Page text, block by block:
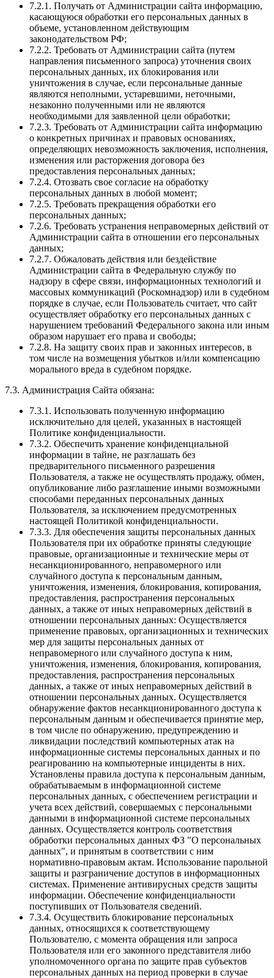
7.2.1. Получать от Администрации сайта информацию,
касающуюся обработки его персональных данных в
объеме, установленном действующим
законодательством РФ;
7.2.2. Требовать от Администрации сайта (путем
направления письменного запроса) уточнения своих
персональных данных, их блокирования или
уничтожения в случае, если персональные данные
являются неполными, устаревшими, неточными,
незаконно полученными или не являются
необходимыми для заявленной цели обработки;
7.2.3. Требовать от Администрации сайта информацию
о конкретных причинах и правовых основаниях,
определяющих невозможность заключения, исполнения,
изменения или расторжения договора без
предоставления персональных данных;
7.2.4. Отозвать свое согласие на обработку
персональных данных в любой момент;
7.2.5. Требовать прекращения обработки его
персональных данных;
7.2.6. Требовать устранения неправомерных действий от
Администрации сайта в отношении его персональных
данных;
7.2.7. Обжаловать действия или бездействие
Администрации сайта в Федеральную службу по
надзору в сфере связи, информационных технологий и
массовых коммуникаций (Роскомнадзор) или в судебном
порядке в случае, если Пользователь считает, что сайт
осуществляет обработку его персональных данных с
нарушением требований Федерального закона или иным
образом нарушает его права и свободы;
7.2.8. На защиту своих прав и законных интересов, в
том числе на возмещения убытков и/или компенсацию
морального вреда в судебном порядке.
7.3. Администрация Сайта обязана:
7.3.1. Использовать полученную информацию
исключительно для целей, указанных в настоящей
Политике конфиденциальности.
7.3.2. Обеспечить хранение конфиденциальной
информации в тайне, не разглашать без
предварительного письменного разрешения
Пользователя, а также не осуществлять продажу, обмен,
опубликование либо разглашение иными возможными
способами переданных персональных данных
Пользователя, за исключением предусмотренных
настоящей Политикой конфиденциальности.
7.3.3. Для обеспечения защиты персональных данных
Пользователя при их обработке приняты следующие
правовые, организационные и технические меры от
несанкционированного, неправомерного или
случайного доступа к персональным данным,
уничтожения, изменения, блокирования, копирования,
предоставления, распространения персональных
данных, а также от иных неправомерных действий в
отношении персональных данных: Осуществляется
применение правовых, организационных и технических
мер для защиты персональных данных от
неправомерного или случайного доступа к ним,
уничтожения, изменения, блокирования, копирования,
предоставления, распространения персональных
данных, а также от иных неправомерных действий в
отношении персональных данных. Осуществляется
обнаружение фактов несанкционированного доступа к
персональным данным и обеспечивается принятие мер,
в том числе по обнаружению, предупреждению и
ликвидации последствий компьютерных атак на
информационные системы персональных данных и по
реагированию на компьютерные инциденты в них.
Установлены правила доступа к персональным данным,
обрабатываемым в информационной системе
персональных данных, с обеспечением регистрации и
учета всех действий, совершаемых с персональными
данными в информационной системе персональных
данных. Осуществляется контроль соответствия
обработки персональных данных ФЗ "О персональных
данных", и принятым в соответствии с ним
нормативно-правовым актам. Использование парольной
защиты и разграничение доступов в информационных
системах. Применение антивирусных средств защиты
информации. Обеспечение конфиденциальности
поступивших от Пользователя сведений.
7.3.4. Осуществить блокирование персональных
данных, относящихся к соответствующему
Пользователю, с момента обращения или запроса
Пользователя или его законного представителя либо
уполномоченного органа по защите прав субъектов
персональных данных на период проверки в случае